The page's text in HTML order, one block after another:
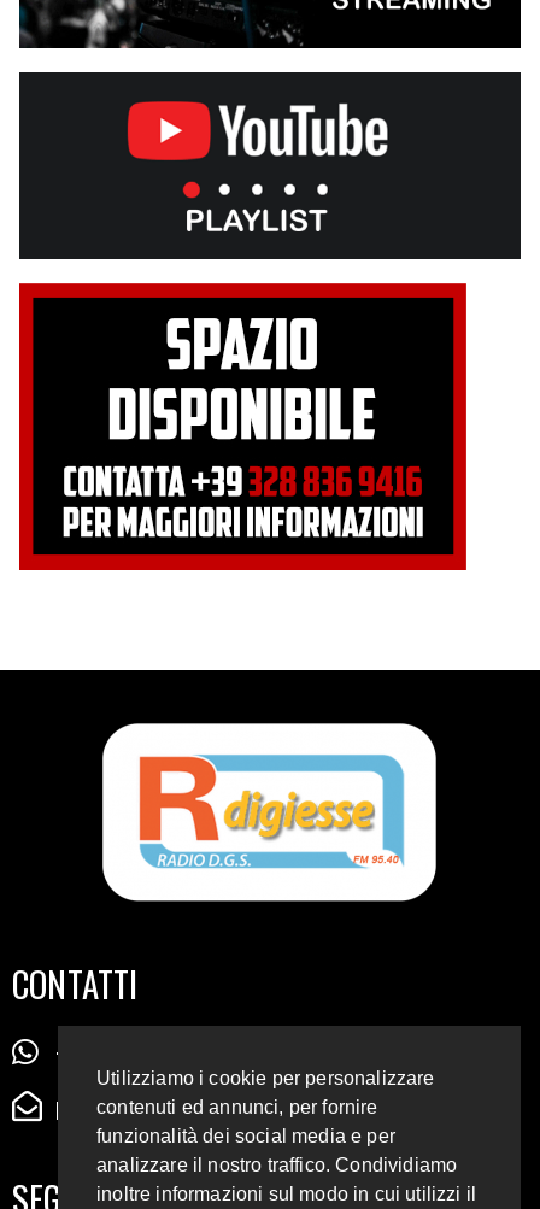
CONTATTI
+39 345 72 72 88 5
radiodigiesse@gmail.com
SEGUICI SUI SOCIAL
Utilizziamo i cookie per personalizzare
contenuti ed annunci, per fornire
funzionalità dei social media e per
analizzare il nostro traffico. Condividiamo
inoltre informazioni sul modo in cui utilizzi il